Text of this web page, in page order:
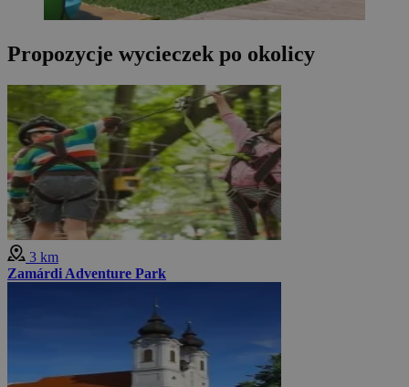
Propozycje wycieczek po okolicy
3 km
Zamárdi Adventure Park